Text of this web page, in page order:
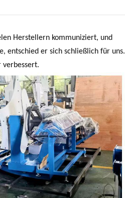
Herstellern kommuniziert, und
entschied er sich schließlich für uns.
verbessert.